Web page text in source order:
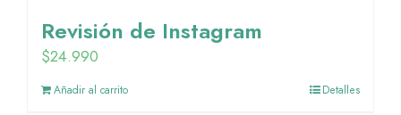
Revisión de Instagram
$24.990
Añadir al carrito Detalles